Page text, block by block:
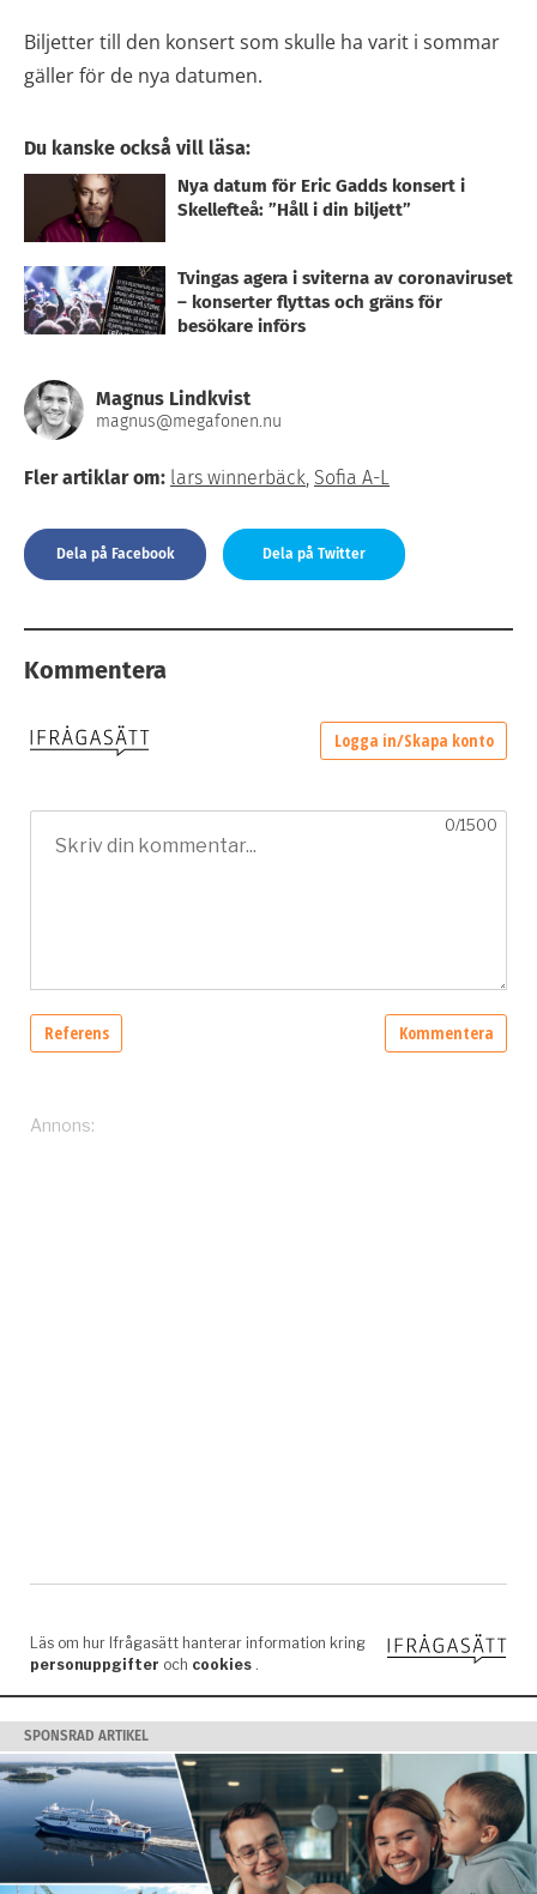
Biljetter till den konsert som skulle ha varit i sommar
gäller för de nya datumen.
Du kanske också vill läsa:
Nya datum för Eric Gadds konsert i
Skellefteå: ”Håll i din biljett”
Tvingas agera i sviterna av coronaviruset
– konserter flyttas och gräns för
besökare införs
Magnus Lindkvist
magnus@megafonen.nu
Fler artiklar om: lars winnerbäck, Sofia A-L
Dela på Facebook Dela på Twitter
Kommentera
SPONSRAD ARTIKEL